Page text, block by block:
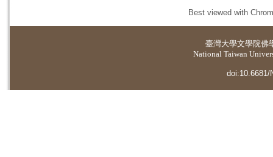
Best viewed with
臺灣大學文學院佛
National Taiwan
doi:10.6681/